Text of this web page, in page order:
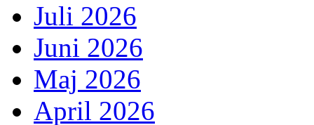
Juli 2026
Juni 2026
Maj 2026
April 2026